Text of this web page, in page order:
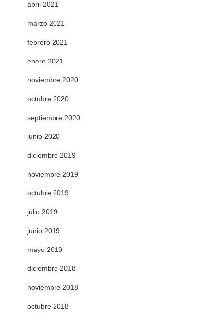
abril 2021
marzo 2021
febrero 2021
enero 2021
noviembre 2020
octubre 2020
septiembre 2020
junio 2020
diciembre 2019
noviembre 2019
octubre 2019
julio 2019
junio 2019
mayo 2019
diciembre 2018
noviembre 2018
octubre 2018